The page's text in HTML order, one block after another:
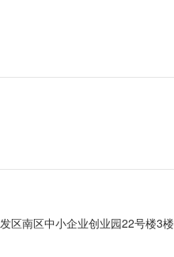
区南区中小企业创业园22号楼3楼